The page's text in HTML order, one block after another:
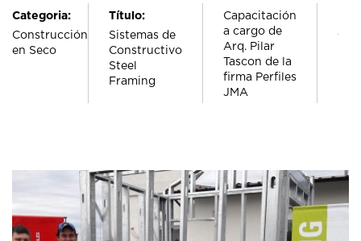
Categoria:
Construcción
en Seco
Título:
Sistemas de
Constructivo
Steel
Framing
Capacitación
a cargo de
Arq. Pilar
Tascon de la
firma Perfiles
JMA